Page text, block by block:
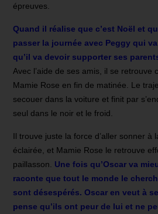
épreuves.
Quand il réalise que c’est Noël et
passer la journée avec Peggy qui
qu’il va devoir supporter ses
Avec l’aide de ses amis, il se retrouve
Mamie Rose en fin de matinée. Le
secouer dans la voiture et finit par
seul dans le noir et le froid.
Il trouve juste la force d’aller sonner à
éclairée, et Mamie Rose le retrouve
paillasson. Une fois qu’Oscar va
raconte que tout le monde le
sont désespérés. Oscar en veut à
pense qu’ils ont peur de lui et ne